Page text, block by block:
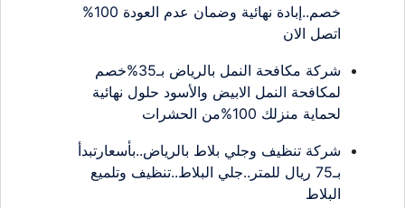
خصم..إبادة نهائية وضمان عدم العودة 100%
اتصل الان
شركة مكافحة النمل بالرياض بـ35%خصم
لمكافحة النمل الابيض والأسود حلول نهائية
لحماية منزلك 100%من الحشرات
شركة تنظيف وجلي بلاط بالرياض..بأسعارتبدأ
بـ75 ريال للمتر..جلي البلاط..تنظيف وتلميع
البلاط